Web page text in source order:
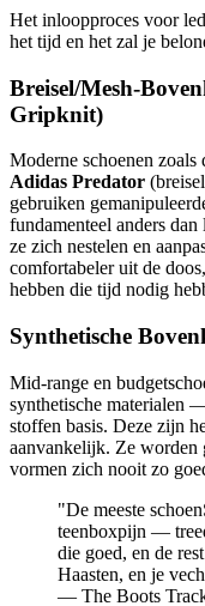
Het inloopproces voor
het tijd en het zal je
Breisel/Mesh-
Gripknit)
Moderne schoenen zoals
Adidas Predator
gebruiken
fundamenteel anders
ze zich nestelen en
comfortabeler uit de
hebben die tijd nodig
Synthetische
Mid-range en
synthetische materialen
stoffen basis. Deze zijn
aanvankelijk. Ze worden
vormen zich nooit zo
"De meeste
teenboxpijn —
die goed, en de
Haasten, en je
— The Boots